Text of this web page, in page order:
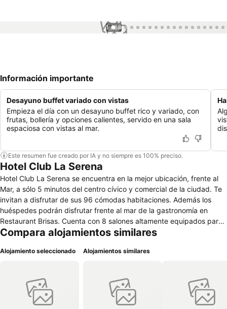
1 / 63
Información importante
Desayuno buffet variado con vistas
Empieza el día con un desayuno buffet rico y variado, con
frutas, bollería y opciones calientes, servido en una sala
espaciosa con vistas al mar.
Este resumen fue creado por IA y no siempre es 100% preciso.
Hotel Club La Serena
Hotel Club La Serena se encuentra en la mejor ubicación, frente al
Mar, a sólo 5 minutos del centro cívico y comercial de la ciudad. Te
invitan a disfrutar de sus 96 cómodas habitaciones. Además los
huéspedes podrán disfrutar frente al mar de la gastronomía en
Restaurant Brisas. Cuenta con 8 salones altamente equipados para
que sus reuniones, capacitaciones, fiestas, matrimonios y eventos
Compara alojamientos similares
Alojamiento seleccionado Alojamientos similares